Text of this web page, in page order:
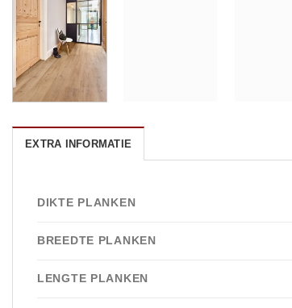
EXTRA INFORMATIE
DIKTE PLANKEN
BREEDTE PLANKEN
LENGTE PLANKEN